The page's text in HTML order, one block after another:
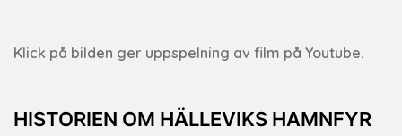
Klick på bilden ger uppspelning av film på Youtube.
HISTORIEN OM HÄLLEVIKS HAMNFYR